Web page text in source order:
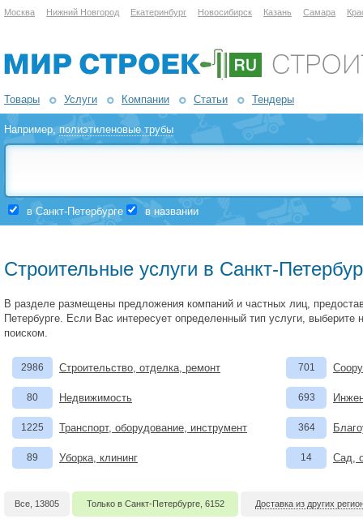
Москва Нижний Новгород Екатеринбург Новосибирск Казань Самара
Товары Услуги Компании Статьи Тендеры
Например,полиэтиленовые трубы
в Санкт-Петербурге в названии
Строительные услуги в Санкт-
В разделе размещены предложения компаний и частных лиц,
Петербурге. Если Вас интересует определенный тип услуги,
поиском.
2986 Строительство, отделка, ремонт
80 Недвижимость
1225 Транспорт, оборудование, инструмент
89 Уборка, клининг
701
693
364
14 Сад,
Все, 13805 Только в Санкт-Петербурге, 6152 Доставка из других